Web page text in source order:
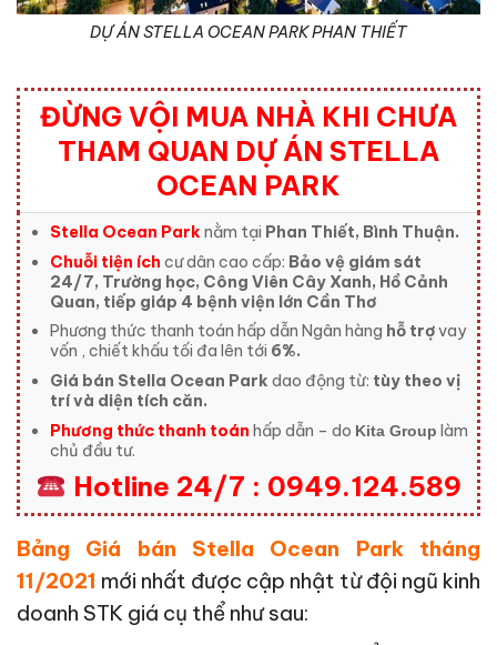
DỰ ÁN STELLA OCEAN PARK PHAN THIẾT
ĐỪNG VỘI MUA NHÀ KHI CHƯA
THAM QUAN DỰ ÁN STELLA
OCEAN PARK
Stella Ocean Park nằm tại Phan Thiết, Bình Thuận.
Chuỗi tiện ích cư dân cao cấp: Bảo vệ giám sát
24/7, Trường học, Công Viên Cây Xanh, Hồ Cảnh
Quan, tiếp giáp 4 bệnh viện lớn Cần Thơ
Phương thức thanh toán hấp dẫn Ngân hàng hỗ trợvay
vốn , chiết khấu tối đa lên tới 6%.
Giá bán Stella Ocean Park dao động từ: tùy theo vị
trí và diện tích căn.
Phương thức thanh toán hấp dẫn – do Kita Group làm
chủ đầu tư.
Hotline 24/7 : 0949.124.589
Bảng Giá bán Stella Ocean Park tháng
11/2021 mới nhất được cập nhật từ đội ngũ kinh
doanh STK giá cụ thể như sau: